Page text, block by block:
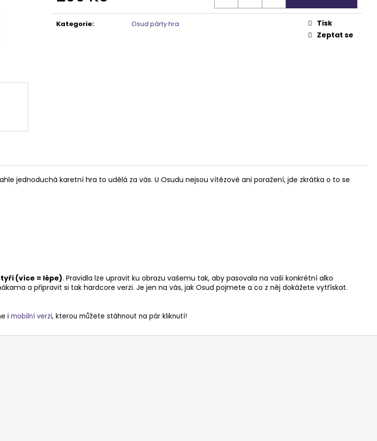
cena:
Kategorie: Osud párty hra
Tisk
Zeptat se
jednoduchá karetní hra to udělá za vás. U Osudu nejsou vítězové ani poražení, jde zkrátka o to se
(více = lépe). Pravidla lze upravit ku obrazu vašemu tak, aby pasovala na vaši konkrétní alko
a připravit si tak hardcore verzi. Je jen na vás, jak Osud pojmete a co z něj dokážete vytřískat.
i mobilní verzi, kterou můžete stáhnout na pár kliknutí!